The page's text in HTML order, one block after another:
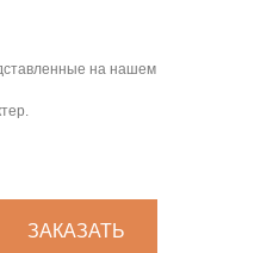
на нашем
ЗАКАЗАТЬ